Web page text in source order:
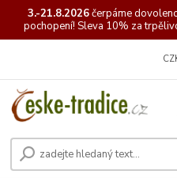
3.-21.8.2026čerpáme
pochopení! Sleva 10% za